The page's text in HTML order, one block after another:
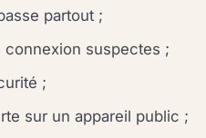
partout ;
suspectes ;
;
sur un appareil public ;